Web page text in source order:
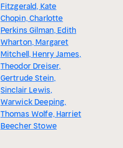
Fitzgerald, Kate
Chopin, Charlotte
Perkins Gilman, Edith
Wharton, Margaret
Mitchell, Henry James,
Theodor Dreiser,
Gertrude Stein,
Sinclair Lewis,
Warwick Deeping,
Thomas Wolfe, Harriet
Beecher Stowe